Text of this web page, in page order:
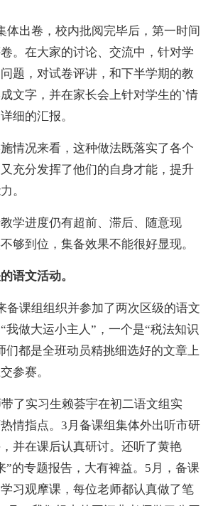
出卷，校内批阅完毕后，第一时间
。在大家的讨论、交流中，针对学
题，对试卷评讲，和下半学期的教
文字，并在家长会上针对学生的`情
细的汇报。
况来看，这种做法既落实了各个
充分发挥了他们的自身才能，提升
。
进度仍有超前、滞后、随意现
够到位，集备效果不能很好显现。
文活动。
课组组织并参加了两次区级的语文
我做大运小主人”，一个是“税法知识
们都是全班动员精挑细选好的文章上
参赛。
实习生赖荟宇在初二语文组实
情指点。3月备课组集体外出听市研
并在课后认真研讨。还听了黄艳
”的专题报告，大有裨益。5月，备课
习观摩课，每位老师都认真做了笔